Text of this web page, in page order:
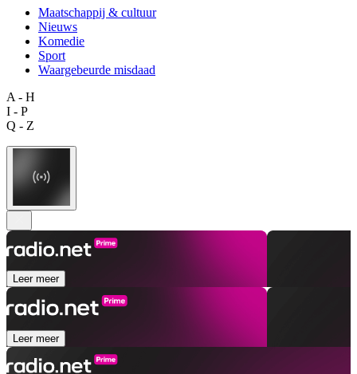
Maatschappij & cultuur
Nieuws
Komedie
Sport
Waargebeurde misdaad
A - H
I - P
Q - Z
Leer meer
Leer meer